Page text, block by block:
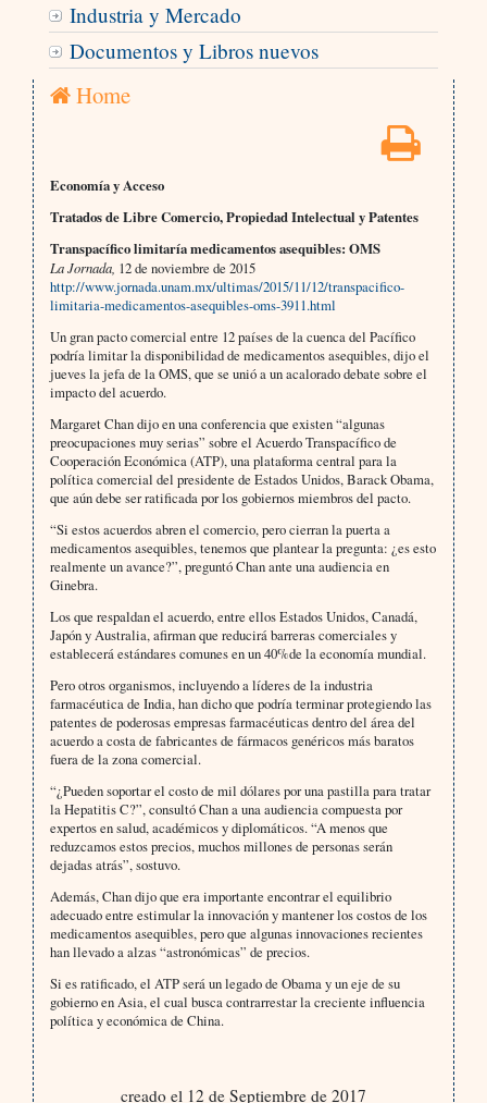
Industria y Mercado
Documentos y Libros nuevos
Home
Economía y Acceso
Tratados de Libre Comercio, Propiedad Intelectual y Patentes
Transpacífico limitaría medicamentos asequibles: OMS
La Jornada, 12 de noviembre de 2015
http://www.jornada.unam.mx/ultimas/2015/11/12/transpacifico-
limitaria-medicamentos-asequibles-oms-3911.html
Un gran pacto comercial entre 12 países de la cuenca del Pacífico
podría limitar la disponibilidad de medicamentos asequibles, dijo el
jueves la jefa de la OMS, que se unió a un acalorado debate sobre el
impacto del acuerdo.
Margaret Chan dijo en una conferencia que existen “algunas
preocupaciones muy serias” sobre el Acuerdo Transpacífico de
Cooperación Económica (ATP), una plataforma central para la
política comercial del presidente de Estados Unidos, Barack Obama,
que aún debe ser ratificada por los gobiernos miembros del pacto.
“Si estos acuerdos abren el comercio, pero cierran la puerta a
medicamentos asequibles, tenemos que plantear la pregunta: ¿es esto
realmente un avance?”, preguntó Chan ante una audiencia en
Ginebra.
Los que respaldan el acuerdo, entre ellos Estados Unidos, Canadá,
Japón y Australia, afirman que reducirá barreras comerciales y
establecerá estándares comunes en un 40%de la economía mundial.
Pero otros organismos, incluyendo a líderes de la industria
farmacéutica de India, han dicho que podría terminar protegiendo las
patentes de poderosas empresas farmacéuticas dentro del área del
acuerdo a costa de fabricantes de fármacos genéricos más baratos
fuera de la zona comercial.
“¿Pueden soportar el costo de mil dólares por una pastilla para tratar
la Hepatitis C?”, consultó Chan a una audiencia compuesta por
expertos en salud, académicos y diplomáticos. “A menos que
reduzcamos estos precios, muchos millones de personas serán
dejadas atrás”, sostuvo.
Además, Chan dijo que era importante encontrar el equilibrio
adecuado entre estimular la innovación y mantener los costos de los
medicamentos asequibles, pero que algunas innovaciones recientes
han llevado a alzas “astronómicas” de precios.
Si es ratificado, el ATP será un legado de Obama y un eje de su
gobierno en Asia, el cual busca contrarrestar la creciente influencia
política y económica de China.
creado el 12 de Septiembre de 2017